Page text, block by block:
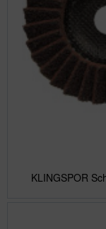
KLINGSPOR